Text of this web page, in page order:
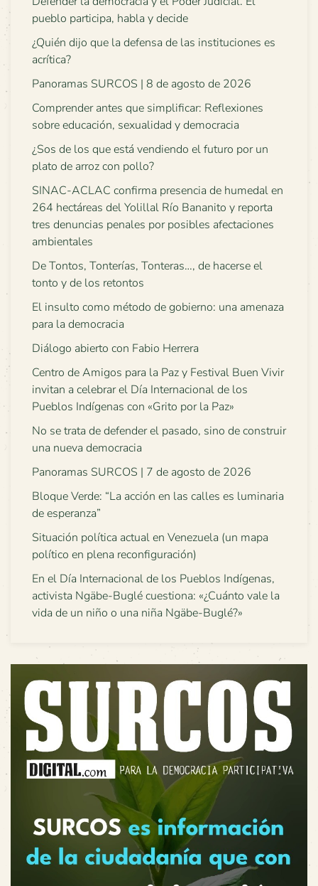
pueblo participa, habla y decide
¿Quién dijo que la defensa de las instituciones es
acrítica?
Panoramas SURCOS | 8 de agosto de 2026
Comprender antes que simplificar: Reflexiones
sobre educación, sexualidad y democracia
¿Sos de los que está vendiendo el futuro por un
plato de arroz con pollo?
SINAC-ACLAC confirma presencia de humedal en
264 hectáreas del Yolillal Río Bananito y reporta
tres denuncias penales por posibles afectaciones
ambientales
De Tontos, Tonterías, Tonteras…, de hacerse el
tonto y de los retontos
El insulto como método de gobierno: una amenaza
para la democracia
Diálogo abierto con Fabio Herrera
Centro de Amigos para la Paz y Festival Buen Vivir
invitan a celebrar el Día Internacional de los
Pueblos Indígenas con «Grito por la Paz»
No se trata de defender el pasado, sino de construir
una nueva democracia
Panoramas SURCOS | 7 de agosto de 2026
Bloque Verde: “La acción en las calles es luminaria
de esperanza”
Situación política actual en Venezuela (un mapa
político en plena reconfiguración)
En el Día Internacional de los Pueblos Indígenas,
activista Ngäbe-Buglé cuestiona: «¿Cuánto vale la
vida de un niño o una niña Ngäbe-Buglé?»